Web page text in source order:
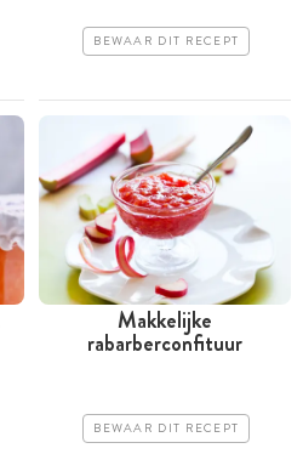
BEWAAR DIT RECEPT
Makkelijke
rabarberconfituur
BEWAAR DIT RECEPT